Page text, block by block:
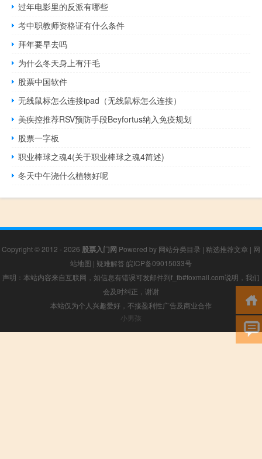
过年电影里的反派有哪些
考中职教师资格证有什么条件
拜年要早去吗
为什么冬天身上有汗毛
股票中国软件
无线鼠标怎么连接ipad（无线鼠标怎么连接）
美疾控推荐RSV预防手段Beyfortus纳入免疫规划
股票一字板
职业棒球之魂4(关于职业棒球之魂4简述)
冬天中午浇什么植物好呢
Copyright © 2012 - 2026 股票入门网 Powered by 网站分类目录 | 精选推荐文章 | 网
站地图 | 疑难解答 皖ICP备09015033号
声明：本站内容来自互联网，如信息有错误可发邮件到f_fb#foxmail.com说明，我们
会及时纠正，谢谢
本站仅为个人兴趣爱好，不接盈利性广告及商业合作
小男孩